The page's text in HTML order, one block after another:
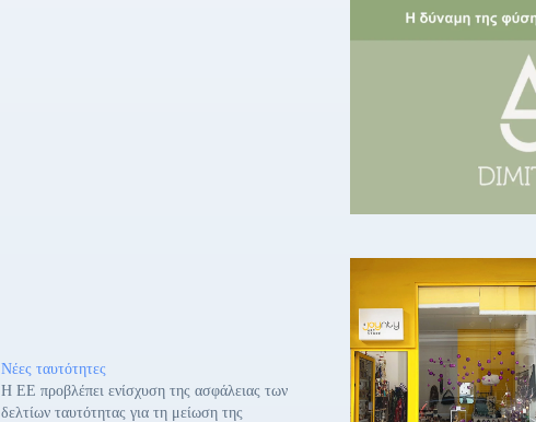
Νέες ταυτότητες
Η ΕΕ προβλέπει ενίσχυση της ασφάλειας των
δελτίων ταυτότητας για τη μείωση της